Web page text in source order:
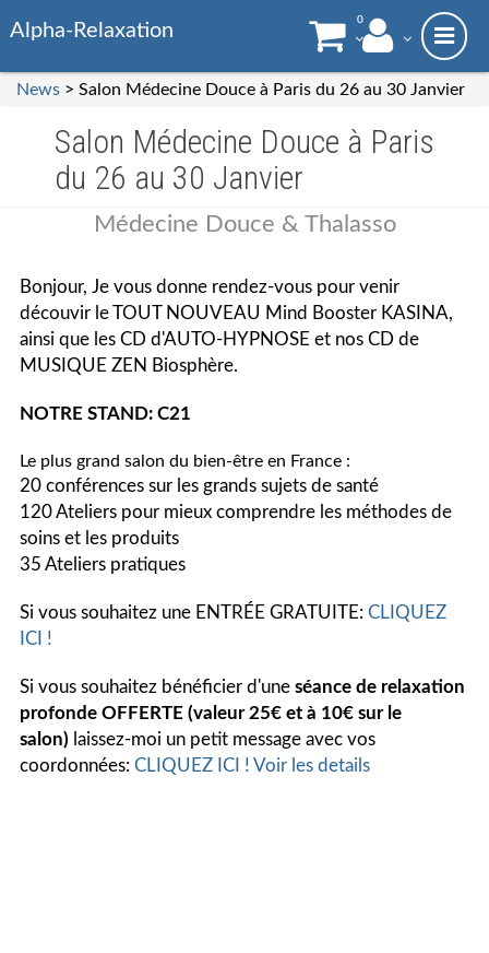
Alpha-Relaxation 0
News > Salon Médecine Douce à Paris du 26 au 30 Janvier
Salon Médecine Douce à Paris
du 26 au 30 Janvier
Médecine Douce & Thalasso
Bonjour, Je vous donne rendez-vous pour venir
découvir le TOUT NOUVEAU Mind Booster KASINA,
ainsi que les CD d'AUTO-HYPNOSE et nos CD de
MUSIQUE ZEN Biosphère.
NOTRE STAND: C21
Le plus grand salon du bien-être en France :
20 conférences sur les grands sujets de santé
120 Ateliers pour mieux comprendre les méthodes de
soins et les produits
35 Ateliers pratiques
Si vous souhaitez une ENTRÉE GRATUITE: CLIQUEZ
ICI !
Si vous souhaitez bénéficier d'une séance de relaxation
profonde OFFERTE (valeur 25€ et à 10€ sur le
salon) laissez-moi un petit message avec vos
coordonnées: CLIQUEZ ICI ! Voir les details